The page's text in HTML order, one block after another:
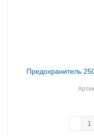
Предохранитель